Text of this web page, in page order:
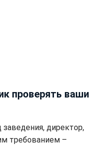
проверять ваши
директор,
требованием –